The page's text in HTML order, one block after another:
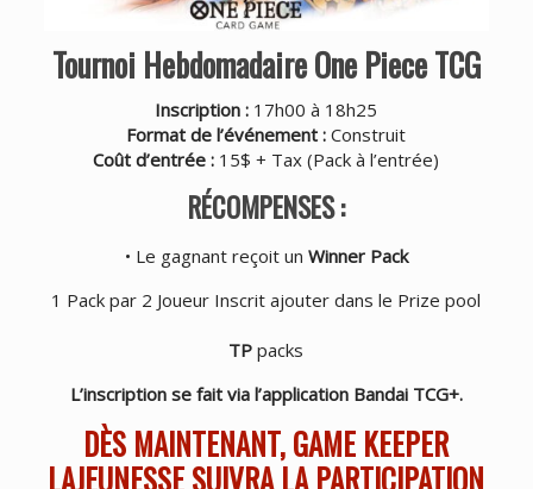
Tournoi Hebdomadaire One Piece TCG
Inscription : 17h00 à 18h25
Format de l’événement : Construit
Coût d’entrée : 15$ + Tax (Pack à l’entrée)
RÉCOMPENSES :
• Le gagnant reçoit un Winner Pack
1 Pack par 2 Joueur Inscrit ajouter dans le Prize pool
TP packs
L’inscription se fait via l’application Bandai TCG+.
DÈS MAINTENANT, GAME KEEPER
LAJEUNESSE SUIVRA LA PARTICIPATION